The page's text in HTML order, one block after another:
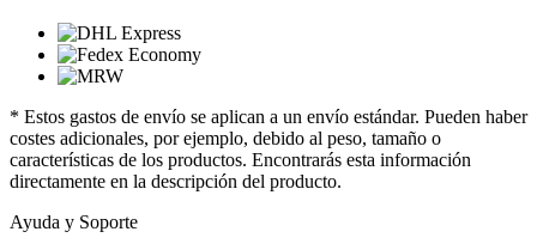
* Estos gastos de envío se aplican a un envío estándar. Pueden haber
costes adicionales, por ejemplo, debido al peso, tamaño o
características de los productos. Encontrarás esta información
directamente en la descripción del producto.
Ayuda y Soporte